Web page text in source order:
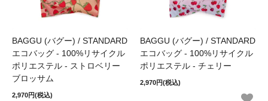
BAGGU (バグー) / STANDARD
エコバッグ - 100%リサイクル
ポリエステル - ストロベリー
ブロッサム
2,970円(税込)
BAGGU (バグー) / STANDARD
エコバッグ - 100%リサイクル
ポリエステル - チェリー
2,970円(税込)